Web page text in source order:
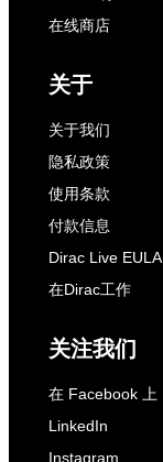
在线商店
关于
关于我们
隐私政策
使用条款
付款信息
Dirac Live EULA
在Dirac工作
关注我们
在 Facebook 上
LinkedIn
Instagram